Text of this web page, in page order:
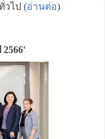
วไป (อ่านต่อ)
2566'